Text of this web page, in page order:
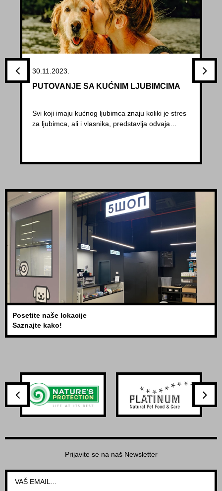
30.11.2023.
PUTOVANJE SA KUĆNIM LJUBIMCIMA
Svi koji imaju kućnog ljubimca znaju koliki je stres
za ljubimca, ali i vlasnika, predstavlja odvaja…
Posetite naše lokacije
Saznajte kako!
Prijavite se na naš Newsletter